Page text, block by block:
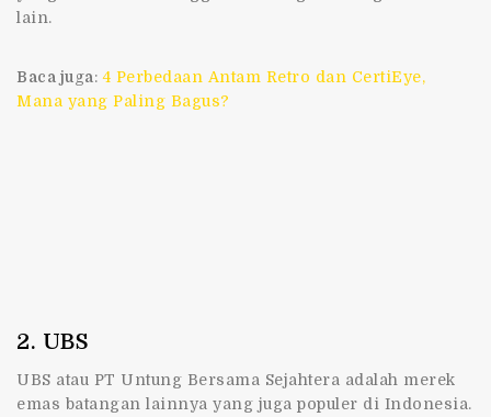
lain.
Baca juga:4 Perbedaan Antam Retro dan CertiEye,
Mana yang Paling Bagus?
2. UBS
UBS atau PT Untung Bersama Sejahtera adalah merek
emas batangan lainnya yang juga populer di Indonesia.